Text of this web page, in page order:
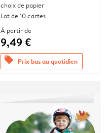
choix de papier
Lot de 10 cartes
À partir de
9,49 €
offers Prix bas au quotidien